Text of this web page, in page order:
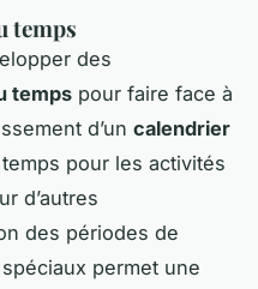
temps
des
temps pour faire face à
d’un calendrier
pour les activités
d’autres
des périodes de
permet une